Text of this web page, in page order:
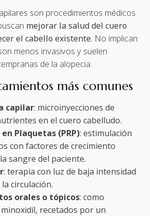
son procedimientos médicos
mejorar la salud del cuero
el cabello existente. No implican
menos invasivos y suelen
de la alopecia.
más comunes
capilar: microinyecciones de
en el cuero cabelludo.
Plaquetas (PRP): estimulación
con factores de crecimiento
sangre del paciente.
: terapia con luz de baja intensidad
circulación.
orales o tópicos: como
recetados por un